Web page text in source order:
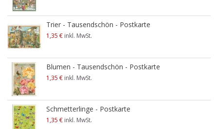
Trier - Tausendschön - Postkarte
1,35 € inkl. MwSt.
Blumen - Tausendschön - Postkarte
1,35 € inkl. MwSt.
Schmetterlinge - Postkarte
1,35 € inkl. MwSt.